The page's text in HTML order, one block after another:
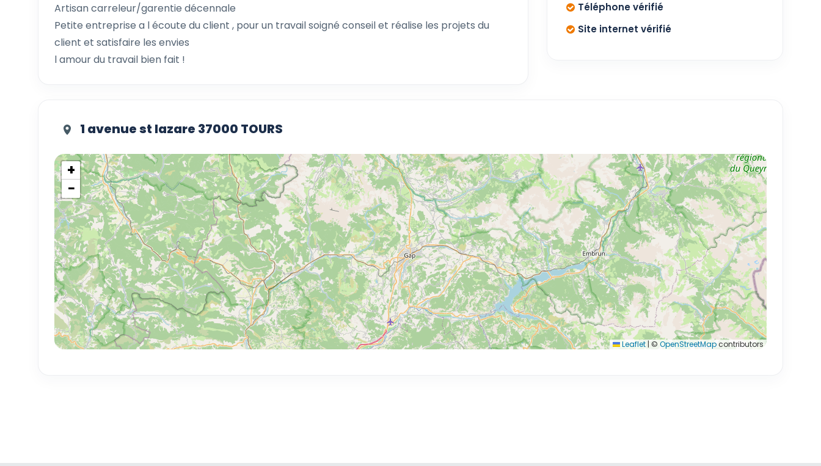
Artisan carreleur/garentie décennale
Petite entreprise a l écoute du client , pour un travail soigné conseil et réalise les projets du
client et satisfaire les envies
l amour du travail bien fait !
Téléphone vérifié
Site internet vérifié
1 avenue st lazare 37000 TOURS
+
−
Leaflet | © OpenStreetMapcontributors